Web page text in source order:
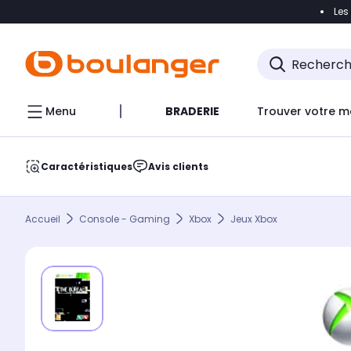
Accéder
Menu BRADERIE Trouver votre
Caractéristiques Avis clients
Accueil Console - Gaming Xbox Jeux Xbox